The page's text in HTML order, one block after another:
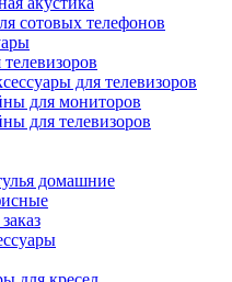
сотовых телефонов
для телевизоров
для мониторов
для телевизоров
домашние